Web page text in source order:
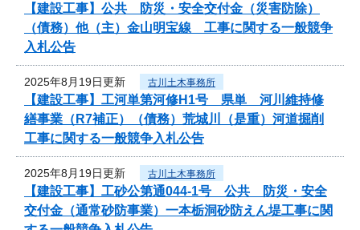
【建設工事】公共 防災・安全交付金（災害防除）
（債務）他（主）金山明宝線 工事に関する一般競争
入札公告
2025年8月19日更新 古川土木事務所
【建設工事】工河単第河修H1号 県単 河川維持修
繕事業（R7補正）（債務）荒城川（是重）河道掘削
工事に関する一般競争入札公告
2025年8月19日更新 古川土木事務所
【建設工事】工砂公第通044-1号 公共 防災・安全
交付金（通常砂防事業）一本栃洞砂防えん堤工事に関